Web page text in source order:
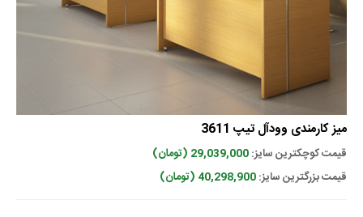
میز کارمندی وودآل تیپ 3611
قیمت کوچکترین سایز:29,039,000 (تومان)
قیمت بزرگترین سایز:40,298,900 (تومان)